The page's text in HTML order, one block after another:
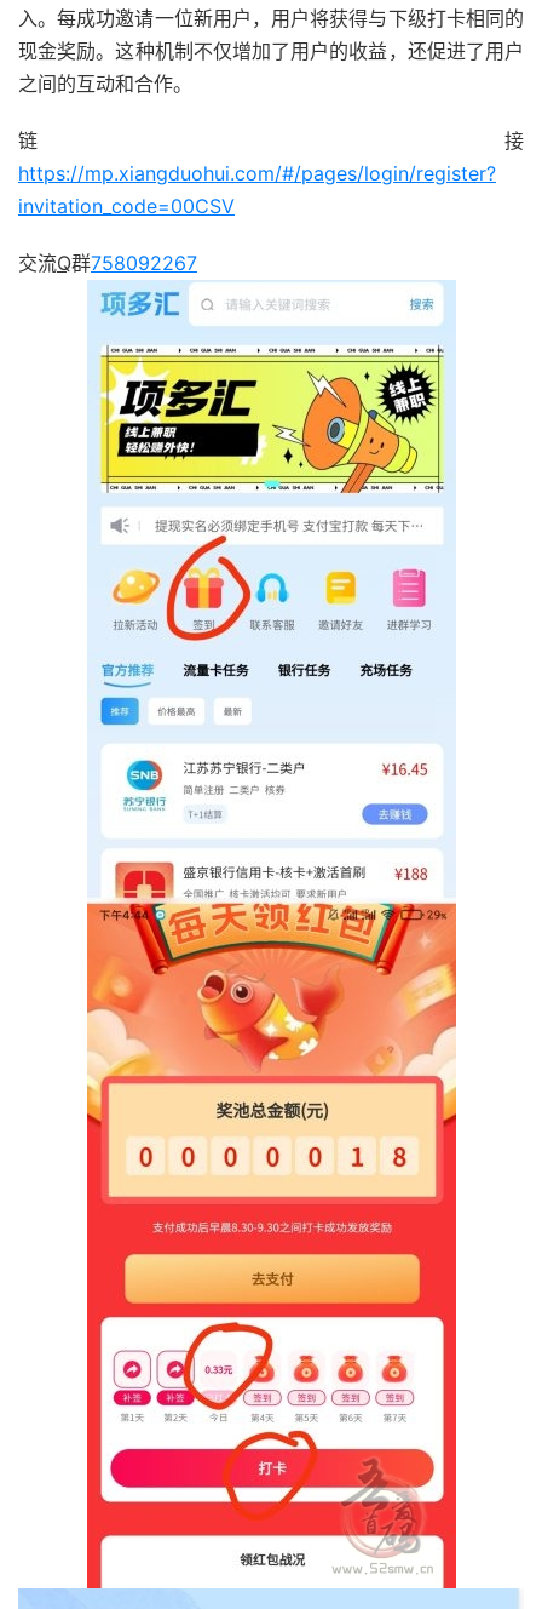
入。每成功邀请一位新用户， 用户将获得与下级打卡相同的
现金奖励。这种机制不仅增加了用户的收益， 还促进了用户
之间的互动和合作。
链接
https://mp.xiangduohui.com/#/pages/login/register?
invitation_code=00CSV
交流Q群758092267